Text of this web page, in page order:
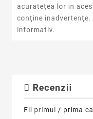
acurateţea lor in
conţine
informativ.
Recenzii
Fii primul / prima